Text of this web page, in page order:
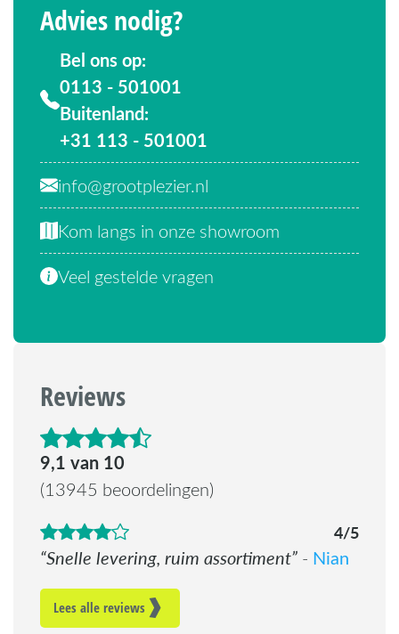
Advies nodig?
Bel ons op:
0113 - 501001
Buitenland:
+31 113 - 501001
info@grootplezier.nl
Kom langs in onze showroom
Veel gestelde vragen
Reviews
4.6 van de 5 sterren
9,1 van 10
(13945 beoordelingen)
4/5
Snelle levering, ruim assortiment - Nian
Lees alle reviews